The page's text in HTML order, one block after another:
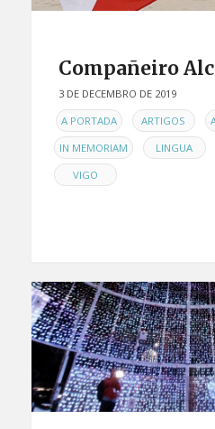
Compañeiro
3 DE DECEMBRO DE 2019
ENA PORTADA , ARTIGOS ,
IN MEMORIAM , LINGUA ,
VIGO